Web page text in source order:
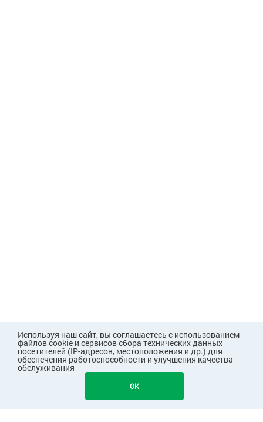
Используя наш сайт, вы соглашаетесь с использованием
файлов cookie и сервисов сбора технических данных
посетителей (IP-адресов, местоположения и др.) для
обеспечения работоспособности и улучшения качества
обслуживания
OK